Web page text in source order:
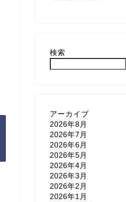
検索
アーカイブ
2026年8月
2026年7月
2026年6月
2026年5月
2026年4月
2026年3月
2026年2月
2026年1月